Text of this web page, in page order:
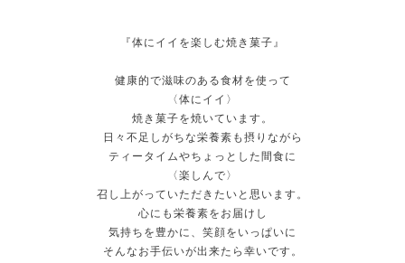
『体にイイを楽しむ焼き菓子』
健康的で滋味のある食材を使って
〈体にイイ〉
焼き菓子を焼いています。
日々不足しがちな栄養素も摂りながら
ティータイムやちょっとした間食に
〈楽しんで〉
召し上がっていただきたいと思います。
心にも栄養素をお届けし
気持ちを豊かに、笑顔をいっぱいに
そんなお手伝いが出来たら幸いです。